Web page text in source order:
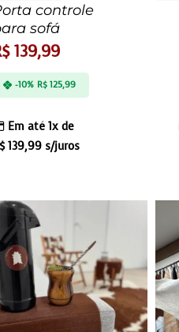
controle
sofá
139,99
Em até 1x de
139,99 s/juros
-10% R$125,99